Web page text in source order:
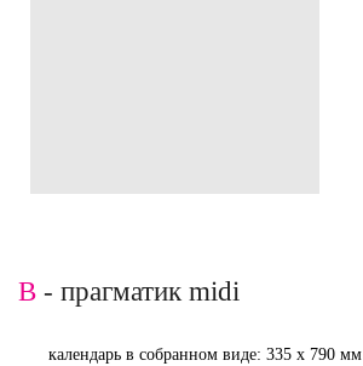
B - прагматик midi
календарь в собранном виде: 335 х 790 мм